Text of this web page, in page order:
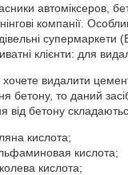
автоміксеров,
компанії.
супермаркети
клієнти: для
видалити
бетону, то даний
від бетону
кислота;
кислота;
кислота;